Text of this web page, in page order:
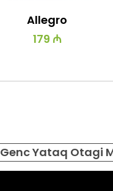
Allegro
179 ₼
Genc Yataq Otagi